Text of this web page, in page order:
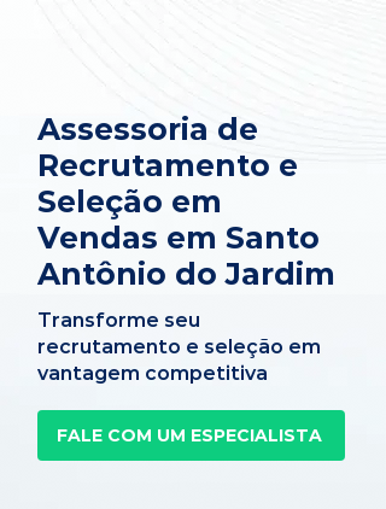
Assessoria de
Recrutamento e
Seleção em
Vendas em Santo
Antônio do Jardim
Transforme seu
recrutamento e seleção em
vantagem competitiva
FALE COM UM ESPECIALISTA